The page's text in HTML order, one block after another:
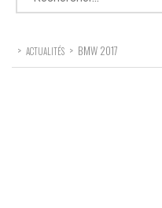
> ACTUALITÉS > BMW 2017